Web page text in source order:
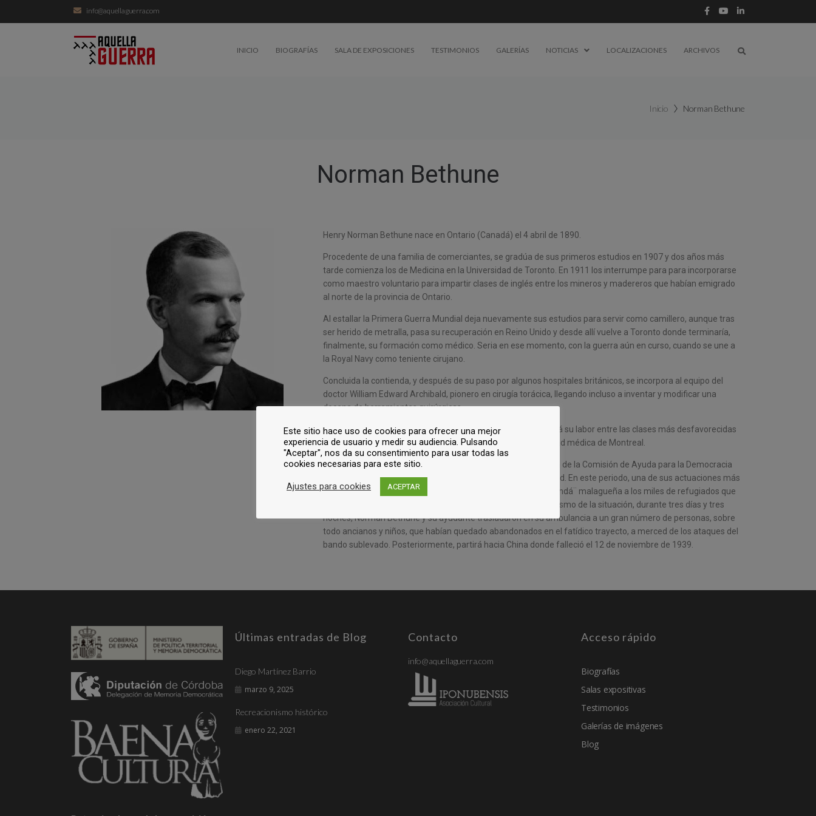
info@aquellaguerra.com
INICIO BIOGRAFÍAS SALA DE EXPOSICIONES TESTIMONIOS GALERÍAS NOTICIAS LOCALIZACIONES ARCHIVOS
Inicio Norman Bethune
Norman Bethune
Henry Norman Bethune nace en Ontario (Canadá) el 4 abril de 1890.
Procedente de una familia de comerciantes, se gradúa de sus primeros estudios en 1907 y dos años más
tarde comienza los de Medicina en la Universidad de Toronto. En 1911 los interrumpe para para incorporarse
como maestro voluntario para impartir clases de inglés entre los mineros y madereros que habían emigrado
al norte de la provincia de Ontario.
Al estallar la Primera Guerra Mundial deja nuevamente sus estudios para servir como camillero, aunque tras
ser herido de metralla, pasa su recuperación en Reino Unido y desde allí vuelve a Toronto donde terminaría,
finalmente, su formación como médico. Seria en ese momento, con la guerra aún en curso, cuando se une a
la Royal Navy como teniente cirujano.
Concluida la contienda, y después de su paso por algunos hospitales británicos, se incorpora al equipo del
doctor William Edward Archibald, pionero en cirugía torácica, llegando incluso a inventar y modificar una
docena de herramientas quirúrgicas.
Durante la Gran Depresión de principios de los años 30 ejercerá su labor entre las clases más desfavorecidas
de la ciudad, enemistándose por ello con parte de la comunidad médica de Montreal.
Cuando estalla la Guerra Civil en España, acepta una invitación de la Comisión de Ayuda para la Democracia
Española, encabezando la Unidad Médica de Canadá en Madrid. En este periodo, una de sus actuaciones más
relevantes fue la ayuda que prestó durante la famosa ¨Desbandá¨ malagueña a los miles de refugiados que
huían de la ciudad por la carretera de Almería. Ante el dramatismo de la situación, durante tres días y tres
noches, Norman Bethune y su ayudante trasladaron en su ambulancia a un gran número de personas, sobre
todo ancianos y niños, que habían quedado abandonados en el fatídico trayecto, a merced de los ataques del
bando sublevado. Posteriormente, partirá hacia China donde falleció el 12 de noviembre de 1939.
Últimas entradas de Blog
Diego Martínez Barrio
marzo 9, 2025
Recreacionismo histórico
enero 22, 2021
Contacto
info@aquellaguerra.com
Acceso rápido
Biografías
Salas expositivas
Testimonios
Galerías de imágenes
Blog
Este sitio hace uso de cookies para ofrecer una mejor
experiencia de usuario y medir su audiencia. Pulsando
"Aceptar", nos da su consentimiento para usar todas las
cookies necesarias para este sitio.
Ajustes para cookies ACEPTAR